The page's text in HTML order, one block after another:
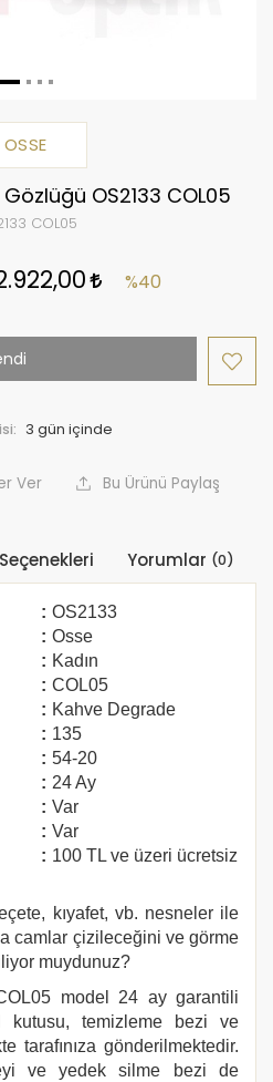
OSSE
OS2133 COL05
COL05
%40
Ver Bu Ürünü Paylaş
Yorumlar (0)
: OS2133
: Osse
: Kadın
: COL05
: Kahve Degrade
: 135
: 54-20
: 24 Ay
: Var
: Var
: 100 TL ve üzeri ücretsiz
kıyafet, vb. nesneler ile
camlar çizileceğini ve görme
muydunuz?
model 24 ay garantili
kutusu, temizleme bezi ve
tarafınıza gönderilmektedir.
ve yedek silme bezi de